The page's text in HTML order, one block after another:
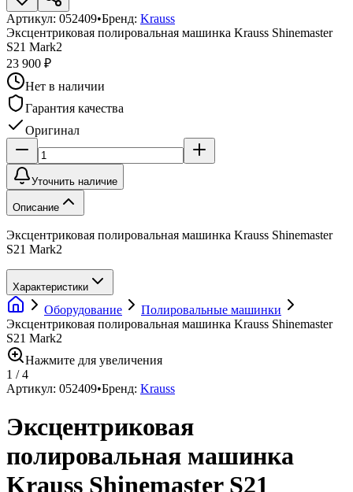
Артикул: 052409•Бренд: Krauss
Эксцентриковая полировальная машинка Krauss Shinemaster
S21 Mark2
23 900 ₽
Нет в наличии
Гарантия качества
Оригинал
Уточнить наличие
Описание
Эксцентриковая полировальная машинка Krauss Shinemaster
S21 Mark2
Характеристики
Оборудование
Полировальные машинки
Эксцентриковая полировальная машинка Krauss Shinemaster
S21 Mark2
Нажмите для увеличения
1 /4
Артикул: 052409•Бренд: Krauss
Эксцентриковая
полировальная машинка
Krauss Shinemaster S21